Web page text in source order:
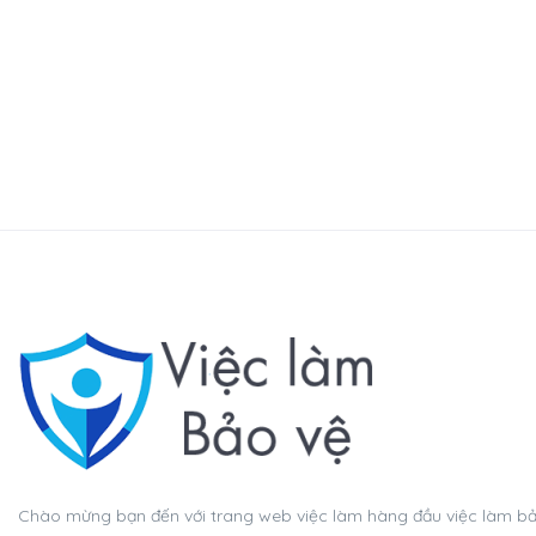
Chào mừng bạn đến với trang web việc làm hàng đầu việc làm